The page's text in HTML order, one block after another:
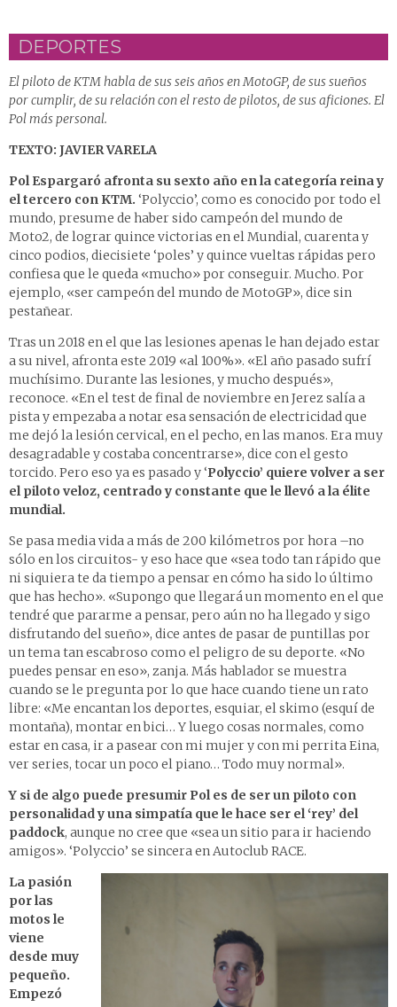
DEPORTES
El piloto de KTM habla de sus seis años en MotoGP, de sus sueños
por cumplir, de su relación con el resto de pilotos, de sus aficiones. El
Pol más personal.
TEXTO: JAVIER VARELA
Pol Espargaró afronta su sexto año en la categoría reina y
el tercero con KTM. ‘Polyccio’, como es conocido por todo el
mundo, presume de haber sido campeón del mundo de
Moto2, de lograr quince victorias en el Mundial, cuarenta y
cinco podios, diecisiete ‘poles’ y quince vueltas rápidas pero
confiesa que le queda «mucho» por conseguir. Mucho. Por
ejemplo, «ser campeón del mundo de MotoGP», dice sin
pestañear.
Tras un 2018 en el que las lesiones apenas le han dejado estar
a su nivel, afronta este 2019 «al 100%». «El año pasado sufrí
muchísimo. Durante las lesiones, y mucho después»,
reconoce. «En el test de final de noviembre en Jerez salía a
pista y empezaba a notar esa sensación de electricidad que
me dejó la lesión cervical, en el pecho, en las manos. Era muy
desagradable y costaba concentrarse», dice con el gesto
torcido. Pero eso ya es pasado y ‘Polyccio’ quiere volver a ser
el piloto veloz, centrado y constante que le llevó a la élite
mundial.
Se pasa media vida a más de 200 kilómetros por hora –no
sólo en los circuitos- y eso hace que «sea todo tan rápido que
ni siquiera te da tiempo a pensar en cómo ha sido lo último
que has hecho». «Supongo que llegará un momento en el que
tendré que pararme a pensar, pero aún no ha llegado y sigo
disfrutando del sueño», dice antes de pasar de puntillas por
un tema tan escabroso como el peligro de su deporte. «No
puedes pensar en eso», zanja. Más hablador se muestra
cuando se le pregunta por lo que hace cuando tiene un rato
libre: «Me encantan los deportes, esquiar, el skimo (esquí de
montaña), montar en bici… Y luego cosas normales, como
estar en casa, ir a pasear con mi mujer y con mi perrita Eina,
ver series, tocar un poco el piano… Todo muy normal».
Y si de algo puede presumir Pol es de ser un piloto con
personalidad y una simpatía que le hace ser el ‘rey’ del
paddock, aunque no cree que «sea un sitio para ir haciendo
amigos». ‘Polyccio’ se sincera en Autoclub RACE.
La pasión
por las
motos le
viene
desde muy
pequeño.
Empezó